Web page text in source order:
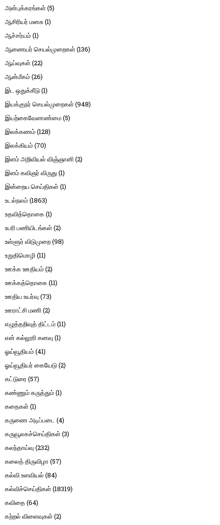
அன்புக்கரங்கள்(5)
ஆசிரியர் மனசு(1)
ஆச்சர்யம்(1)
ஆணையர் செயல்முறைகள்(136)
ஆய்வுகள்(22)
ஆன்மீகம்(26)
இட ஒதுக்கீடு(1)
இயக்குநர் செயல்முறைகள்(948)
இயற்கைவேளாண்மை(5)
இலக்கணம்(128)
இலக்கியம்(70)
இளம் அறிவியல் விஞ்ஞானி(2)
இளம் கவிஞர் விருது(1)
இன்றைய செய்திகள்(1)
உடல்நலம்(1863)
உதவித்தொகை(1)
உபரி பணியிடங்கள்(2)
உள்ளூர் விடுமுறை(98)
உறுதிமொழி(11)
ஊக்க ஊதியம்(2)
ஊக்கத்தொகை(11)
ஊதிய உயர்வு (73)
ஊராட்சி மணி(2)
எழுத்தறிவுத் திட்டம்(11)
என் கல்லூரி கனவு (1)
ஓய்வூதியம்(41)
ஓய்வூதியர் கையேடு(2)
கட்டுரை (57)
கண்ணும் கருத்தும்(1)
கதைகள்(1)
கருணை அடிப்படை (4)
கருவூலகச்செய்திகள்(3)
கலந்தாய்வு (232)
கலைத் திருவிழா (57)
கல்வி உளவியல் (84)
கல்விச்செய்திகள்(18319)
கவிதை(64)
கற்றல் விளைவுகள்(2)